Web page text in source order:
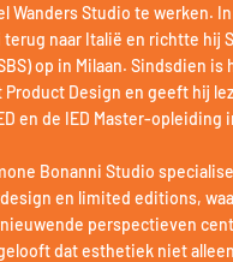
Wanders Studio te werken.
terug naar Italië en richtte hij
op in Milaan. Sindsdien is
Product Design en geeft hij
en de IED Master-opleiding
Bonanni Studio
en limited editions,
perspectieven
dat esthetiek niet